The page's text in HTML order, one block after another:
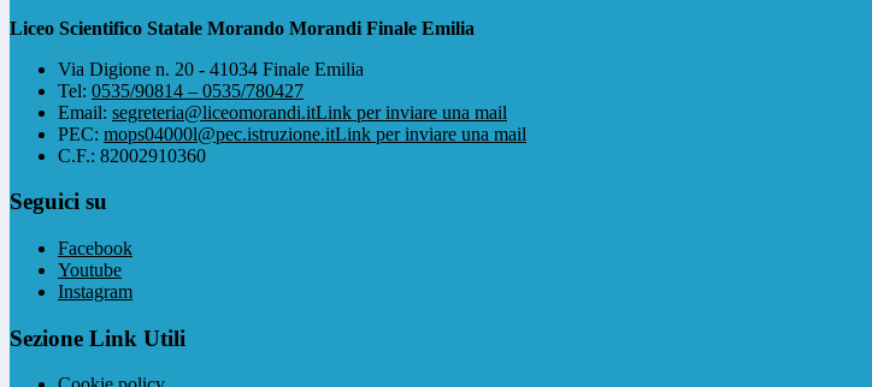
Liceo Scientifico Statale Morando Morandi Finale Emilia
Via Digione n. 20 - 41034 Finale Emilia
Tel: 0535/90814 – 0535/780427
Email: segreteria@liceomorandi.itLink per inviare una mail
PEC: mops04000l@pec.istruzione.itLink per inviare una mail
C.F.: 82002910360
Seguici su
Facebook
Youtube
Instagram
Sezione Link Utili